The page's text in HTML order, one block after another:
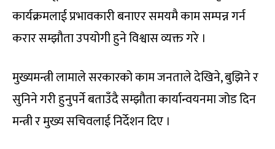
कार्यक्रमलाई प्रभावकारी बनाएर समयमै काम सम्पन्न गर्न
करार सम्झौता उपयोगी हुने विश्वास व्यक्त गरे ।
मुख्यमन्त्री लामाले सरकारको काम जनताले देखिने, बुझिने र
सुनिने गरी हुनुपर्ने बताउँदै सम्झौता कार्यान्वयनमा जोड दिन
मन्त्री र मुख्य सचिवलाई निर्देशन दिए ।